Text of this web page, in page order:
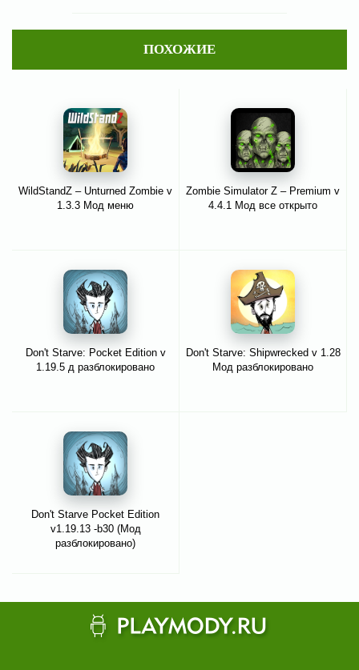
ПОХОЖИЕ
WildStandZ – Unturned Zombie v
1.3.3 Мод меню
Zombie Simulator Z – Premium v
4.4.1 Мод все открыто
Don't Starve: Pocket Edition v
1.19.5 д разблокировано
Don't Starve: Shipwrecked v 1.28
Мод разблокировано
Don't Starve Pocket Edition
v1.19.13 -b30 (Мод
разблокировано)